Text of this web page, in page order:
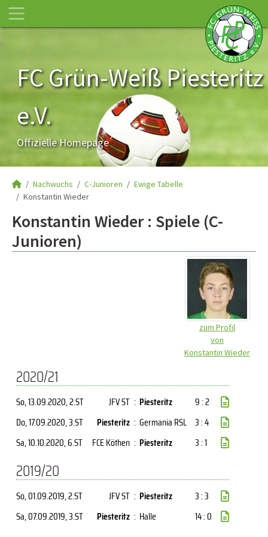
FC Grün-Weiß Piesteritz
e.V.
Offizielle Homepage
Nachwuchs C-Junioren
Ewige Tabelle
Konstantin Wieder
Konstantin Wieder : Spiele (C-
Junioren)
zum Profil
von
Konstantin Wieder
2020/21
So, 13.09.2020, 2.ST JFV ST : Piesteritz
9 : 2
Do, 17.09.2020, 3.ST Piesteritz : Germania RSL 3 : 4
Sa, 10.10.2020, 6.ST FCE Köthen : Piesteritz 3 : 1
2019/20
So, 01.09.2019, 2.ST JFV ST : Piesteritz
3 : 3
Sa, 07.09.2019, 3.ST Piesteritz : Halle 14 : 0